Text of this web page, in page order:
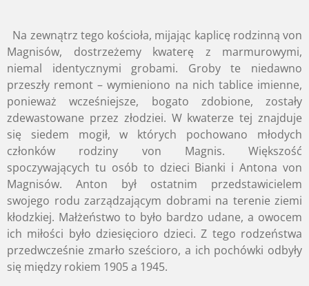
Na zewnątrz tego kościoła, mijając kaplicę rodzinną von
Magnisów, dostrzeżemy kwaterę z marmurowymi,
niemal identycznymi grobami. Groby te niedawno
przeszły remont – wymieniono na nich tablice imienne,
ponieważ wcześniejsze, bogato zdobione, zostały
zdewastowane przez złodziei. W kwaterze tej znajduje
się siedem mogił, w których pochowano młodych
członków rodziny von Magnis. Większość
spoczywających tu osób to dzieci Bianki i Antona von
Magnisów. Anton był ostatnim przedstawicielem
swojego rodu zarządzającym dobrami na terenie ziemi
kłodzkiej. Małżeństwo to było bardzo udane, a owocem
ich miłości było dziesięcioro dzieci. Z tego rodzeństwa
przedwcześnie zmarło sześcioro, a ich pochówki odbyły
się między rokiem 1905 a 1945.